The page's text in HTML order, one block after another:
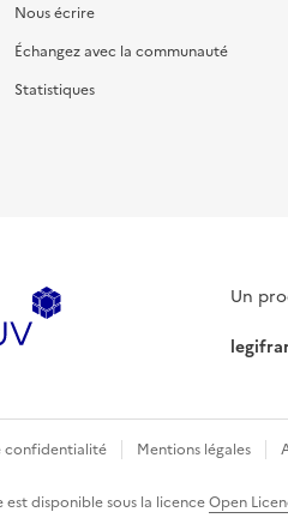
Nous écrire
Échangez avec la communauté
Statistiques
Un
confidentialité Mentions légales
disponible sous la licenceOpen